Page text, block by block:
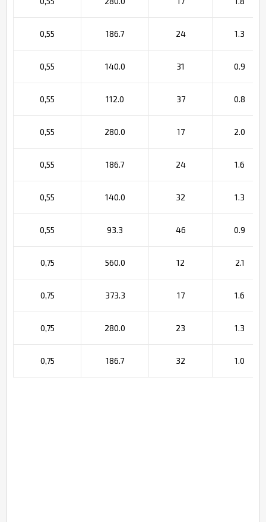
0,55 186.7 24 1.3
0,55 140.0 31 0.9
0,55 112.0 37 0.8
0,55 280.0 17 2.0
0,55 186.7 24 1.6
0,55 140.0 32 1.3
0,55 93.3 46 0.9
0,75 560.0 12 2.1
0,75 373.3 17 1.6
0,75 280.0 23 1.3
0,75 186.7 32 1.0